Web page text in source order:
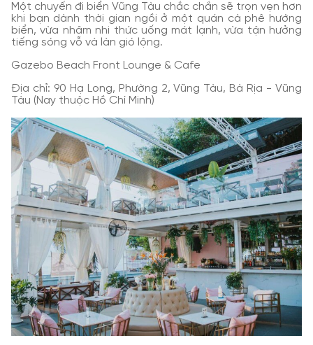
Một chuyến đi biển Vũng Tàu chắc chắn sẽ trọn vẹn hơn
khi bạn dành thời gian ngồi ở một quán cà phê hướng
biển, vừa nhâm nhi thức uống mát lạnh, vừa tận hưởng
tiếng sóng vỗ và làn gió lộng.
Gazebo Beach Front Lounge & Cafe
Địa chỉ: 90 Hạ Long, Phường 2, Vũng Tàu, Bà Rịa - Vũng
Tàu (Nay thuộc Hồ Chí Minh)